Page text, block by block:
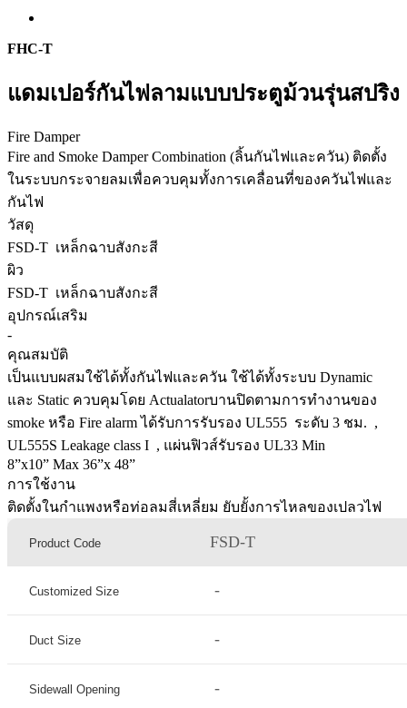
FHC-T
แดมเปอร์กันไฟลามแบบประตูม้วนรุ่นสปริง
Fire Damper
Fire and Smoke Damper Combination (ลิ้นกันไฟและควัน) ติดตั้ง
ในระบบกระจายลมเพื่อควบคุมทั้งการเคลื่อนที่ของควันไฟและ
กันไฟ
วัสดุ
FSD-T เหล็กฉาบสังกะสี
ผิว
FSD-T เหล็กฉาบสังกะสี
อุปกรณ์เสริม
-
คุณสมบัติ
เป็นแบบผสมใช้ได้ทั้งกันไฟและควัน ใช้ได้ทั้งระบบ Dynamic
และ Static ควบคุมโดย Actualatorบานปิดตามการทำงานของ
smoke หรือ Fire alarm ได้รับการรับรอง UL555 ระดับ 3 ชม. ,
UL555S Leakage class I , แผ่นฟิวส์รับรอง UL33 Min
8”x10” Max 36”x 48”
การใช้งาน
ติดตั้งในกำแพงหรือท่อลมสี่เหลี่ยม ยับยั้งการไหลของเปลวไฟ
Product Code FSD-T
Customized Size -
Duct Size -
Sidewall Opening -